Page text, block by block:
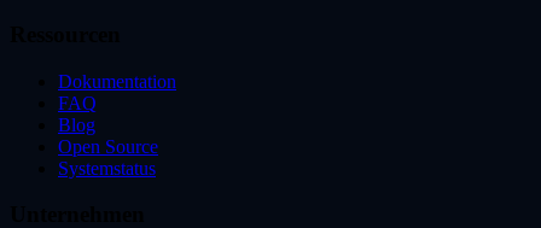
Dokumentation
FAQ
Blog
Open Source
Systemstatus